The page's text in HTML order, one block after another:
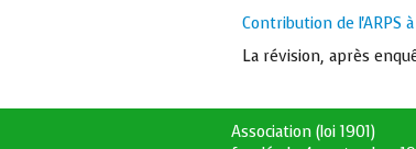
Contribution de l'ARPS
La révision, après
Association (loi 1901)